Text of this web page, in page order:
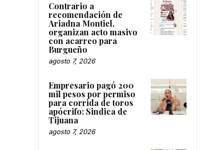
Contrario a
recomendación de
Ariadna Montiel,
organizan acto masivo
con acarreo para
Burgueño
agosto 7, 2026
Empresario pagó 200
mil pesos por permiso
para corrida de toros
apócrifo: Sindica de
Tijuana
agosto 7, 2026